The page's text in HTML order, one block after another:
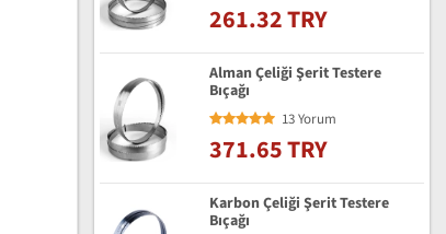
261.32 TRY
Alman Çeliği Şerit Testere
Bıçağı
13 Yorum
371.65 TRY
Karbon Çeliği Şerit Testere
Bıçağı